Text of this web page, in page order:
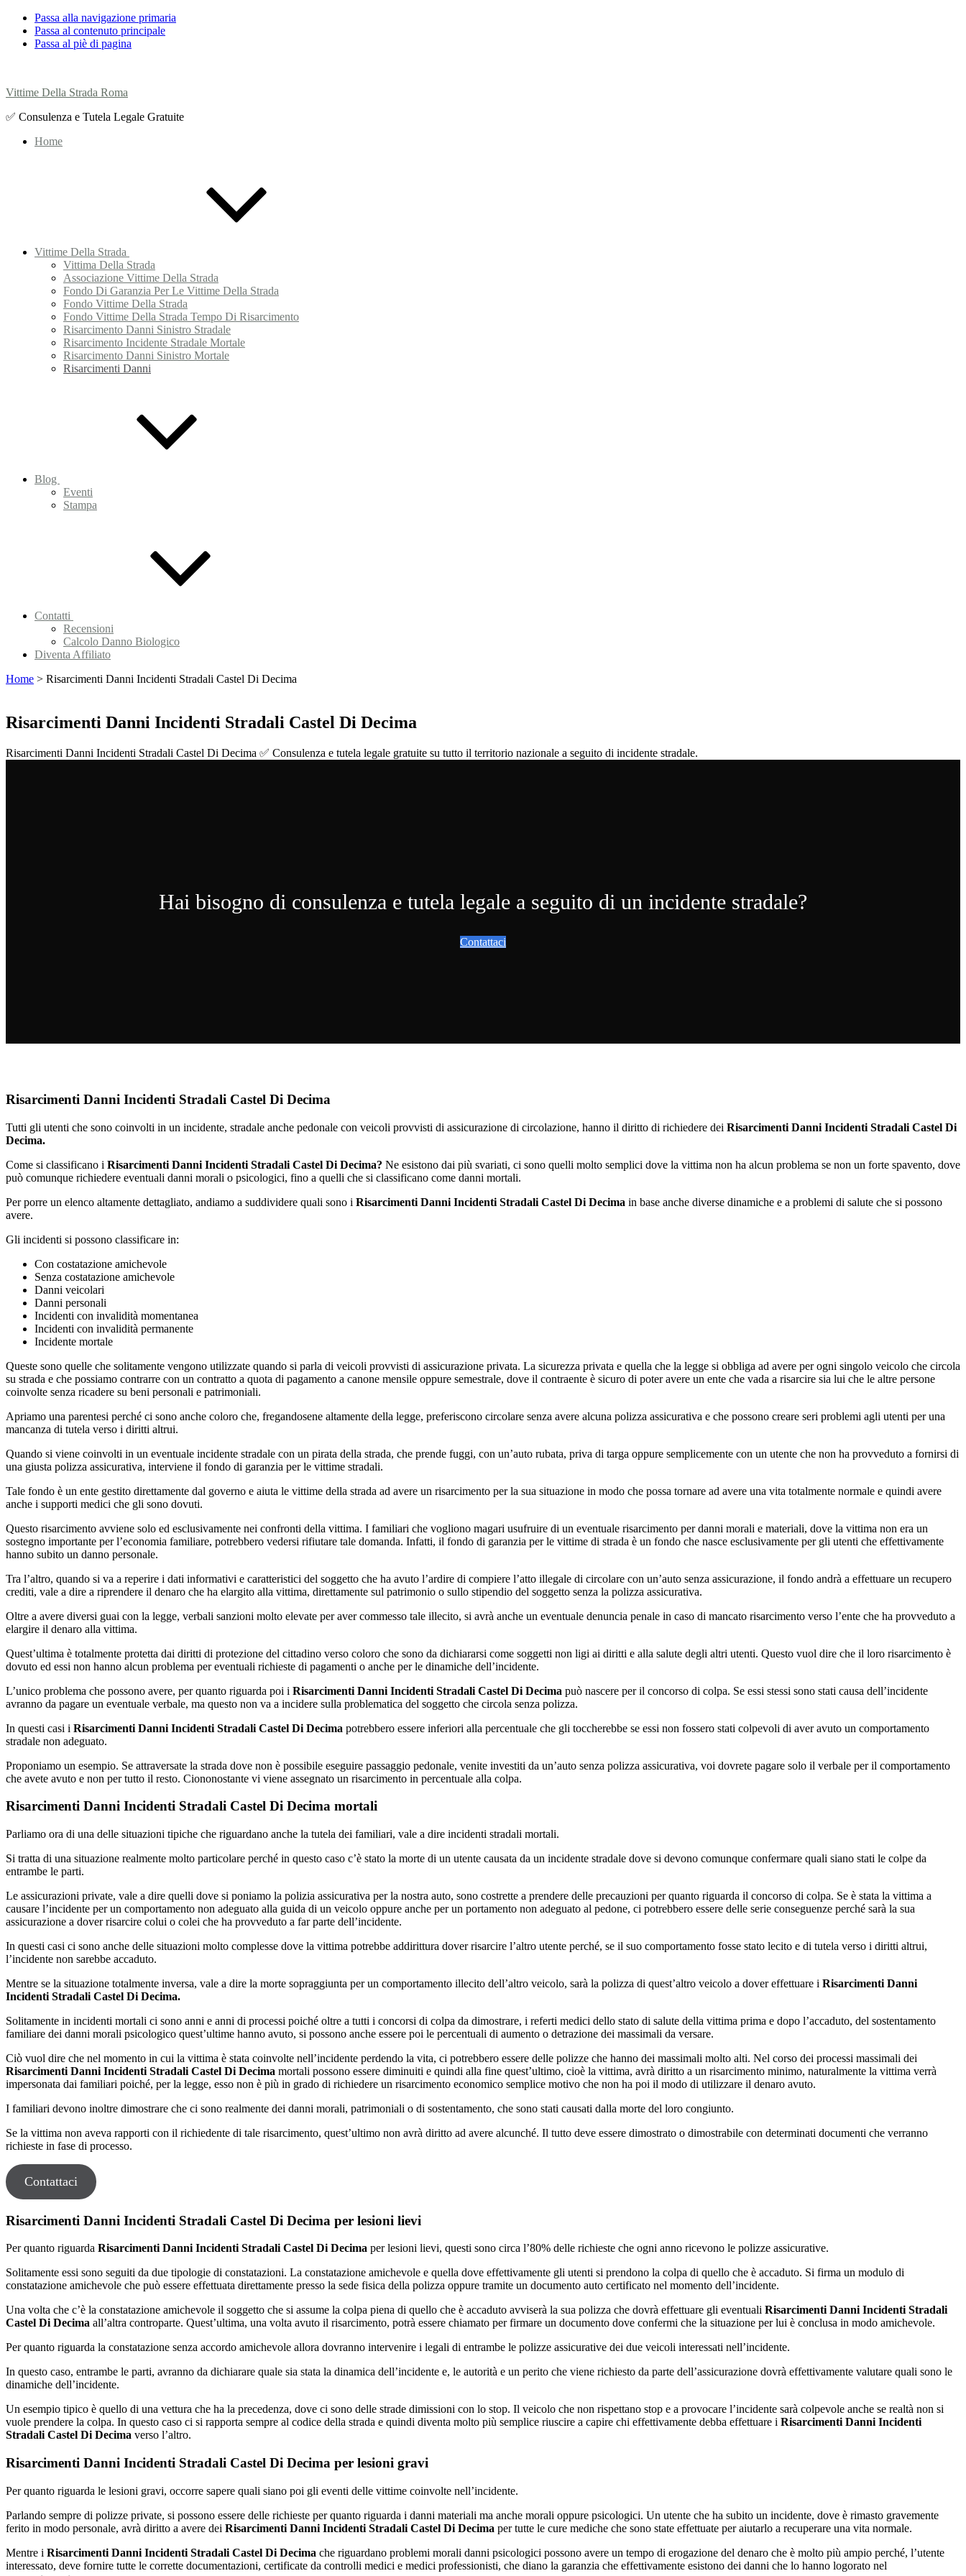
Passa alla navigazione primaria
Passa al contenuto principale
Passa al piè di pagina
Vittime Della Strada Roma
✅ Consulenza e Tutela Legale Gratuite
Home
Vittime Della Strada
Vittima Della Strada
Associazione Vittime Della Strada
Fondo Di Garanzia Per Le Vittime Della Strada
Fondo Vittime Della Strada
Fondo Vittime Della Strada Tempo Di Risarcimento
Risarcimento Danni Sinistro Stradale
Risarcimento Incidente Stradale Mortale
Risarcimento Danni Sinistro Mortale
Risarcimenti Danni
Blog
Eventi
Stampa
Contatti
Recensioni
Calcolo Danno Biologico
Diventa Affiliato
Home > Risarcimenti Danni Incidenti Stradali Castel Di Decima
Risarcimenti Danni Incidenti Stradali Castel Di Decima
Risarcimenti Danni Incidenti Stradali Castel Di Decima ✅ Consulenza e tutela legale gratuite su tutto il territorio nazionale a seguito di incidente stradale.
Hai bisogno di consulenza e tutela legale a seguito di un incidente stradale?
Contattaci
Risarcimenti Danni Incidenti Stradali Castel Di Decima
Tutti gli utenti che sono coinvolti in un incidente, stradale anche pedonale con veicoli provvisti di assicurazione di circolazione, hanno il diritto di richiedere dei Risarcimenti Danni Incidenti Stradali Castel Di
Decima.
Come si classificano i Risarcimenti Danni Incidenti Stradali Castel Di Decima? Ne esistono dai più svariati, ci sono quelli molto semplici dove la vittima non ha alcun problema se non un forte spavento, dove
può comunque richiedere eventuali danni morali o psicologici, fino a quelli che si classificano come danni mortali.
Per porre un elenco altamente dettagliato, andiamo a suddividere quali sono i Risarcimenti Danni Incidenti Stradali Castel Di Decima in base anche diverse dinamiche e a problemi di salute che si possono
avere.
Gli incidenti si possono classificare in:
Con costatazione amichevole
Senza costatazione amichevole
Danni veicolari
Danni personali
Incidenti con invalidità momentanea
Incidenti con invalidità permanente
Incidente mortale
Queste sono quelle che solitamente vengono utilizzate quando si parla di veicoli provvisti di assicurazione privata. La sicurezza privata e quella che la legge si obbliga ad avere per ogni singolo veicolo che circola
su strada e che possiamo contrarre con un contratto a quota di pagamento a canone mensile oppure semestrale, dove il contraente è sicuro di poter avere un ente che vada a risarcire sia lui che le altre persone
coinvolte senza ricadere su beni personali e patrimoniali.
Apriamo una parentesi perché ci sono anche coloro che, fregandosene altamente della legge, preferiscono circolare senza avere alcuna polizza assicurativa e che possono creare seri problemi agli utenti per una
mancanza di tutela verso i diritti altrui.
Quando si viene coinvolti in un eventuale incidente stradale con un pirata della strada, che prende fuggi, con un’auto rubata, priva di targa oppure semplicemente con un utente che non ha provveduto a fornirsi di
una giusta polizza assicurativa, interviene il fondo di garanzia per le vittime stradali.
Tale fondo è un ente gestito direttamente dal governo e aiuta le vittime della strada ad avere un risarcimento per la sua situazione in modo che possa tornare ad avere una vita totalmente normale e quindi avere
anche i supporti medici che gli sono dovuti.
Questo risarcimento avviene solo ed esclusivamente nei confronti della vittima. I familiari che vogliono magari usufruire di un eventuale risarcimento per danni morali e materiali, dove la vittima non era un
sostegno importante per l’economia familiare, potrebbero vedersi rifiutare tale domanda. Infatti, il fondo di garanzia per le vittime di strada è un fondo che nasce esclusivamente per gli utenti che effettivamente
hanno subito un danno personale.
Tra l’altro, quando si va a reperire i dati informativi e caratteristici del soggetto che ha avuto l’ardire di compiere l’atto illegale di circolare con un’auto senza assicurazione, il fondo andrà a effettuare un recupero
crediti, vale a dire a riprendere il denaro che ha elargito alla vittima, direttamente sul patrimonio o sullo stipendio del soggetto senza la polizza assicurativa.
Oltre a avere diversi guai con la legge, verbali sanzioni molto elevate per aver commesso tale illecito, si avrà anche un eventuale denuncia penale in caso di mancato risarcimento verso l’ente che ha provveduto a
elargire il denaro alla vittima.
Quest’ultima è totalmente protetta dai diritti di protezione del cittadino verso coloro che sono da dichiararsi come soggetti non ligi ai diritti e alla salute degli altri utenti. Questo vuol dire che il loro risarcimento è
dovuto ed essi non hanno alcun problema per eventuali richieste di pagamenti o anche per le dinamiche dell’incidente.
L’unico problema che possono avere, per quanto riguarda poi i Risarcimenti Danni Incidenti Stradali Castel Di Decima può nascere per il concorso di colpa. Se essi stessi sono stati causa dell’incidente
avranno da pagare un eventuale verbale, ma questo non va a incidere sulla problematica del soggetto che circola senza polizza.
In questi casi i Risarcimenti Danni Incidenti Stradali Castel Di Decima potrebbero essere inferiori alla percentuale che gli toccherebbe se essi non fossero stati colpevoli di aver avuto un comportamento
stradale non adeguato.
Proponiamo un esempio. Se attraversate la strada dove non è possibile eseguire passaggio pedonale, venite investiti da un’auto senza polizza assicurativa, voi dovrete pagare solo il verbale per il comportamento
che avete avuto e non per tutto il resto. Ciononostante vi viene assegnato un risarcimento in percentuale alla colpa.
Risarcimenti Danni Incidenti Stradali Castel Di Decima mortali
Parliamo ora di una delle situazioni tipiche che riguardano anche la tutela dei familiari, vale a dire incidenti stradali mortali.
Si tratta di una situazione realmente molto particolare perché in questo caso c’è stato la morte di un utente causata da un incidente stradale dove si devono comunque confermare quali siano stati le colpe da
entrambe le parti.
Le assicurazioni private, vale a dire quelli dove si poniamo la polizia assicurativa per la nostra auto, sono costrette a prendere delle precauzioni per quanto riguarda il concorso di colpa. Se è stata la vittima a
causare l’incidente per un comportamento non adeguato alla guida di un veicolo oppure anche per un portamento non adeguato al pedone, ci potrebbero essere delle serie conseguenze perché sarà la sua
assicurazione a dover risarcire colui o colei che ha provveduto a far parte dell’incidente.
In questi casi ci sono anche delle situazioni molto complesse dove la vittima potrebbe addirittura dover risarcire l’altro utente perché, se il suo comportamento fosse stato lecito e di tutela verso i diritti altrui,
l’incidente non sarebbe accaduto.
Mentre se la situazione totalmente inversa, vale a dire la morte sopraggiunta per un comportamento illecito dell’altro veicolo, sarà la polizza di quest’altro veicolo a dover effettuare i Risarcimenti Danni
Incidenti Stradali Castel Di Decima.
Solitamente in incidenti mortali ci sono anni e anni di processi poiché oltre a tutti i concorsi di colpa da dimostrare, i referti medici dello stato di salute della vittima prima e dopo l’accaduto, del sostentamento
familiare dei danni morali psicologico quest’ultime hanno avuto, si possono anche essere poi le percentuali di aumento o detrazione dei massimali da versare.
Ciò vuol dire che nel momento in cui la vittima è stata coinvolte nell’incidente perdendo la vita, ci potrebbero essere delle polizze che hanno dei massimali molto alti. Nel corso dei processi massimali dei
Risarcimenti Danni Incidenti Stradali Castel Di Decima mortali possono essere diminuiti e quindi alla fine quest’ultimo, cioè la vittima, avrà diritto a un risarcimento minimo, naturalmente la vittima verrà
impersonata dai familiari poiché, per la legge, esso non è più in grado di richiedere un risarcimento economico semplice motivo che non ha poi il modo di utilizzare il denaro avuto.
I familiari devono inoltre dimostrare che ci sono realmente dei danni morali, patrimoniali o di sostentamento, che sono stati causati dalla morte del loro congiunto.
Se la vittima non aveva rapporti con il richiedente di tale risarcimento, quest’ultimo non avrà diritto ad avere alcunché. Il tutto deve essere dimostrato o dimostrabile con determinati documenti che verranno
richieste in fase di processo.
Contattaci
Risarcimenti Danni Incidenti Stradali Castel Di Decima per lesioni lievi
Per quanto riguarda Risarcimenti Danni Incidenti Stradali Castel Di Decima per lesioni lievi, questi sono circa l’80% delle richieste che ogni anno ricevono le polizze assicurative.
Solitamente essi sono seguiti da due tipologie di constatazioni. La constatazione amichevole e quella dove effettivamente gli utenti si prendono la colpa di quello che è accaduto. Si firma un modulo di
constatazione amichevole che può essere effettuata direttamente presso la sede fisica della polizza oppure tramite un documento auto certificato nel momento dell’incidente.
Una volta che c’è la constatazione amichevole il soggetto che si assume la colpa piena di quello che è accaduto avviserà la sua polizza che dovrà effettuare gli eventuali Risarcimenti Danni Incidenti Stradali
Castel Di Decima all’altra controparte. Quest’ultima, una volta avuto il risarcimento, potrà essere chiamato per firmare un documento dove confermi che la situazione per lui è conclusa in modo amichevole.
Per quanto riguarda la constatazione senza accordo amichevole allora dovranno intervenire i legali di entrambe le polizze assicurative dei due veicoli interessati nell’incidente.
In questo caso, entrambe le parti, avranno da dichiarare quale sia stata la dinamica dell’incidente e, le autorità e un perito che viene richiesto da parte dell’assicurazione dovrà effettivamente valutare quali sono le
dinamiche dell’incidente.
Un esempio tipico è quello di una vettura che ha la precedenza, dove ci sono delle strade dimissioni con lo stop. Il veicolo che non rispettano stop e a provocare l’incidente sarà colpevole anche se realtà non si
vuole prendere la colpa. In questo caso ci si rapporta sempre al codice della strada e quindi diventa molto più semplice riuscire a capire chi effettivamente debba effettuare i Risarcimenti Danni Incidenti
Stradali Castel Di Decima verso l’altro.
Risarcimenti Danni Incidenti Stradali Castel Di Decima per lesioni gravi
Per quanto riguarda le lesioni gravi, occorre sapere quali siano poi gli eventi delle vittime coinvolte nell’incidente.
Parlando sempre di polizze private, si possono essere delle richieste per quanto riguarda i danni materiali ma anche morali oppure psicologici. Un utente che ha subito un incidente, dove è rimasto gravemente
ferito in modo personale, avrà diritto a avere dei Risarcimenti Danni Incidenti Stradali Castel Di Decima per tutte le cure mediche che sono state effettuate per aiutarlo a recuperare una vita normale.
Mentre i Risarcimenti Danni Incidenti Stradali Castel Di Decima che riguardano problemi morali danni psicologici possono avere un tempo di erogazione del denaro che è molto più ampio perché, l’utente
interessato, deve fornire tutte le corrette documentazioni, certificate da controlli medici e medici professionisti, che diano la garanzia che effettivamente esistono dei danni che lo hanno logorato nel